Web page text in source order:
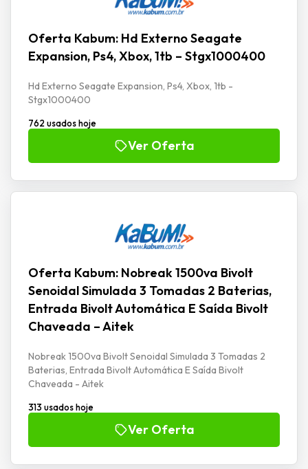
Oferta Kabum: Hd Externo Seagate
Expansion, Ps4, Xbox, 1tb – Stgx1000400
Hd Externo Seagate Expansion, Ps4, Xbox, 1tb -
Stgx1000400
762 usados hoje
Ver Oferta
Oferta Kabum: Nobreak 1500va Bivolt
Senoidal Simulada 3 Tomadas 2 Baterias,
Entrada Bivolt Automática E Saída Bivolt
Chaveada – Aitek
Nobreak 1500va Bivolt Senoidal Simulada 3 Tomadas 2
Baterias, Entrada Bivolt Automática E Saída Bivolt
Chaveada - Aitek
313 usados hoje
Ver Oferta